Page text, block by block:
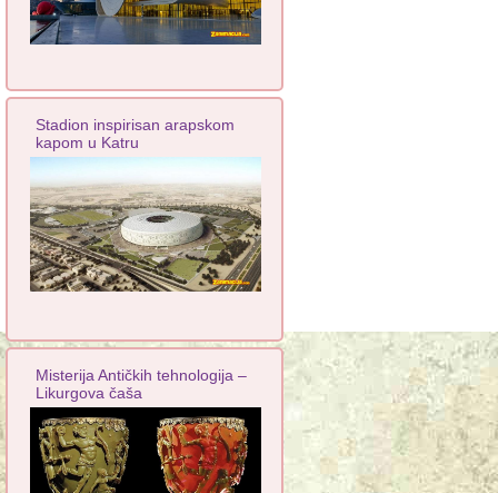
Stadion inspirisan arapskom
kapom u Katru
Misterija Antičkih tehnologija –
Likurgova čaša